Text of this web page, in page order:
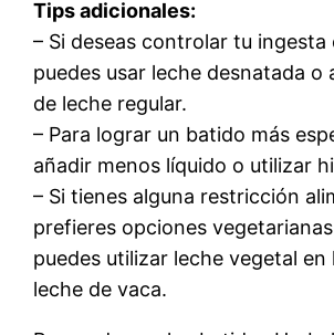
Tips adicionales:
– Si deseas controlar tu ingesta
puedes usar leche desnatada o
de leche regular.
– Para lograr un batido más
añadir menos líquido o utilizar
– Si tienes alguna restricción
prefieres opciones
puedes utilizar leche vegetal en
leche de vaca.